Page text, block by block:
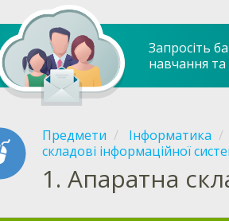
Запросіть
навчання та
Предмети Інформатика
складові інформаційної
1. Апаратна